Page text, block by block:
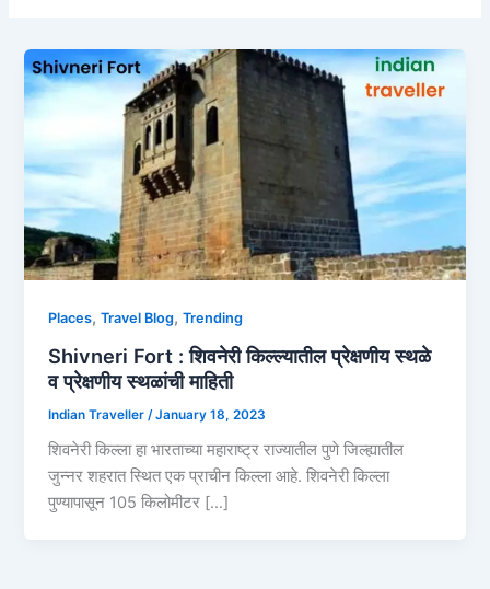
Places,Travel Blog,Trending
Shivneri Fort : शिवनेरी किल्ल्यातील प्रेक्षणीय स्थळे
व प्रेक्षणीय स्थळांची माहिती
Indian Traveller /January 18, 2023
शिवनेरी किल्ला हा भारताच्या महाराष्ट्र राज्यातील पुणे जिल्ह्यातील
जुन्नर शहरात स्थित एक प्राचीन किल्ला आहे. शिवनेरी किल्ला
पुण्यापासून 105 किलोमीटर […]